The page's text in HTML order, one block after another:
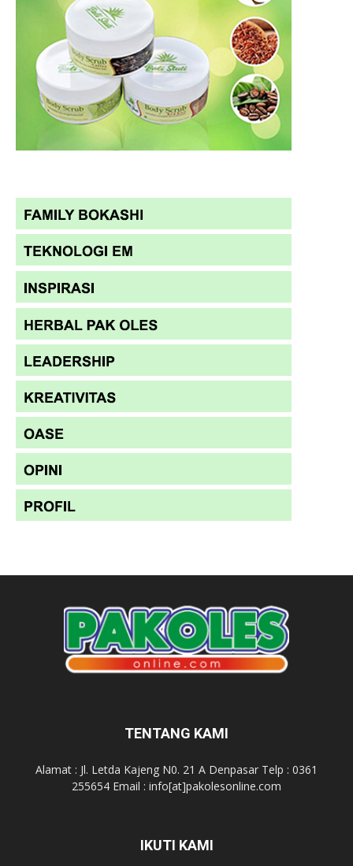
TENTANG KAMI
Alamat : Jl. Letda Kajeng N0. 21 A Denpasar Telp : 0361
255654 Email : info[at]pakolesonline.com
IKUTI KAMI